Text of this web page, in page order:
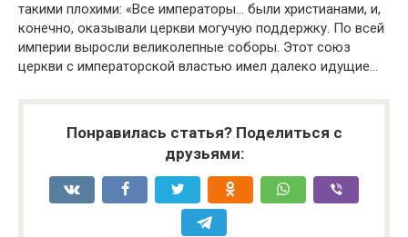
такими плохими: «Все императоры… были христианами, и,
конечно, оказывали церкви могучую поддержку. По всей
империи выросли великолепные соборы. Этот союз
церкви с императорской властью имел далеко идущие…
Понравилась статья? Поделиться с
друзьями: